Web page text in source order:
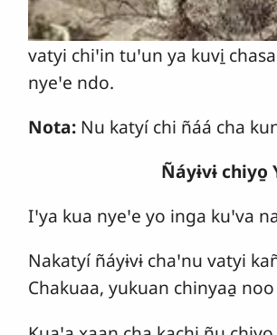
vatyi chiꞌin tuꞌun ya kuvi̱
nyeꞌe ndo.
Nota: Nu katyí chi ñáá cha
Ñáyɨvɨ
Iꞌya kua nyeꞌe yo inga kuꞌva
Nakatyí ñáyɨvɨ chaꞌnu vatyi
Chakuaa, yukuan chinyaa̱ noo